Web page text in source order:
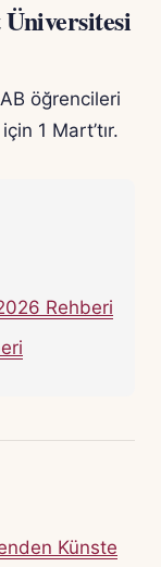
öğrencileri
1 Mart’tır.
Rehberi
Künste